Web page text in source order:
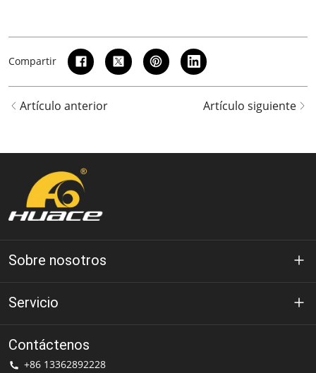
Compartir
Artículo anterior Artículo siguiente
Sobre nosotros
Acerca de Huace
Solución
Servicio
política de privacidad
Condiciones de uso
Contáctenos
+86 13362892228